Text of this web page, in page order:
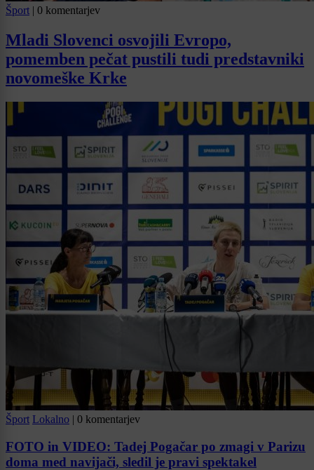
Šport | 0 komentarjev
Mladi Slovenci osvojili Evropo,
pomemben pečat pustili tudi predstavniki
novomeške Krke
Šport Lokalno | 0 komentarjev
FOTO in VIDEO: Tadej Pogačar po zmagi v Parizu
doma med navijači, sledil je pravi spektakel